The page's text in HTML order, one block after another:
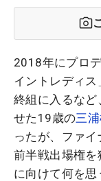
2018年にプロ
イントレディ
終組に入るな
せた19歳の三
ったが、ファ
前半戦出場権
に向けて何を思